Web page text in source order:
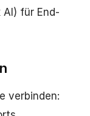
für End-
verbinden: